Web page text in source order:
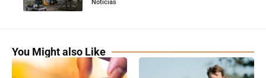
Notícias
You Might also Like